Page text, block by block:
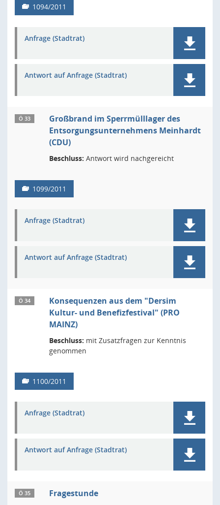
1094/2011
Anfrage (Stadtrat)
Antwort auf Anfrage (Stadtrat)
Ö 33
Großbrand im Sperrmülllager des
Entsorgungsunternehmens Meinhardt
(CDU)
Beschluss: Antwort wird nachgereicht
1099/2011
Anfrage (Stadtrat)
Antwort auf Anfrage (Stadtrat)
Ö 34
Konsequenzen aus dem "Dersim
Kultur- und Benefizfestival" (PRO
MAINZ)
Beschluss: mit Zusatzfragen zur Kenntnis
genommen
1100/2011
Anfrage (Stadtrat)
Antwort auf Anfrage (Stadtrat)
Ö 35 Fragestunde